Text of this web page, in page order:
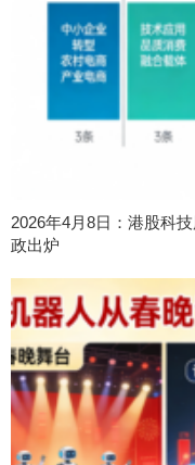
2026年4月8日：港股科
政出炉